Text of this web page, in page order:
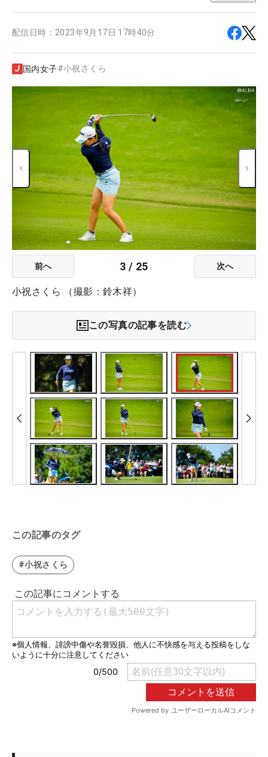
配信日時： 2023年9月17日 17時40分
国内女子#小祝さくら
前へ 3 / 25 次へ
小祝さくら （撮影：鈴木祥）
この写真の記事を読む
この記事のタグ
#小祝さくら